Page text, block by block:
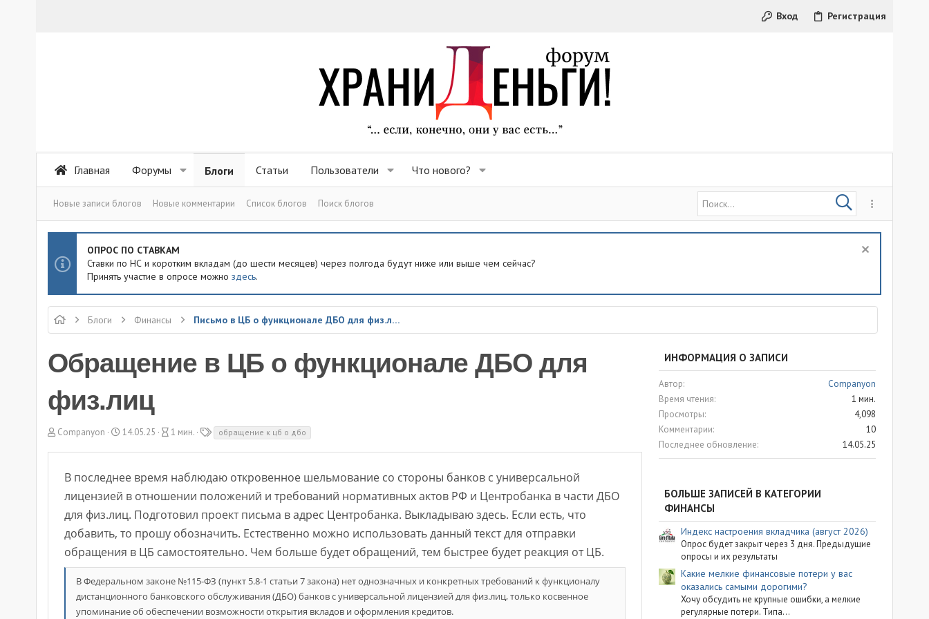
Вход Регистрация
Главная Форумы Блоги Статьи Пользователи Что нового?
Новые записи блогов Новые комментарии Список блогов Поиск блогов
ОПРОС ПО СТАВКАМ
Ставки по НС и коротким вкладам (до шести месяцев) через полгода будут ниже или выше чем сейчас?
Принять участие в опросе можно здесь.
Блоги Финансы Письмо в ЦБ о функционале ДБО для физ.лиц
Обращение в ЦБ о функционале ДБО для
физ.лиц
А
т
Companyon
Д
т
с
о
д
а
и
я
14.05.25
В
е
я
ч
е
н
я
1 мин.
г
обращение к цб о дбо
В последнее время наблюдаю откровенное шельмование со стороны банков с универсальной
лицензией в отношении положений и требований нормативных актов РФ и Центробанка в части ДБО
для физ.лиц. Подготовил проект письма в адрес Центробанка. Выкладываю здесь. Если есть, что
добавить, то прошу обозначить. Естественно можно использовать данный текст для отправки
обращения в ЦБ самостоятельно. Чем больше будет обращений, тем быстрее будет реакция от ЦБ.
В Федеральном законе №115-ФЗ (пункт 5.8-1 статьи 7 закона) нет однозначных и конкретных требований к функционалу
дистанционного банковского обслуживания (ДБО) банков с универсальной лицензией для физ.лиц, только косвенное
упоминание об обеспечении возможности открытия вкладов и оформления кредитов.
ИНФОРМАЦИЯ О ЗАПИСИ
Автор
Companyon
Время чтения
1 мин.
Просмотры
4,098
Комментарии
10
Последнее обновление
14.05.25
БОЛЬШЕ ЗАПИСЕЙ В КАТЕГОРИИ
ФИНАНСЫ
Индекс настроения вкладчика (август 2026)
Опрос будет закрыт через 3 дня. Предыдущие
опросы и их результаты
Какие мелкие финансовые потери у вас
оказались самыми дорогими?
Хочу обсудить не крупные ошибки, а мелкие
регулярные потери. Типа...